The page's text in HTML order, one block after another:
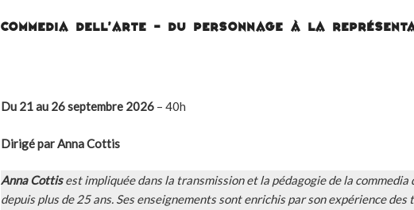
COMMEDIA DELL’ARTE – DU PERSONNAGE À LA
Du 21 au 26 septembre 2026 – 40h
Dirigé par Anna Cottis
Anna Cottisest impliquée dans la transmission et la pédagogie de la commedia
depuis plus de 25 ans. Ses enseignements sont enrichis par son expérience